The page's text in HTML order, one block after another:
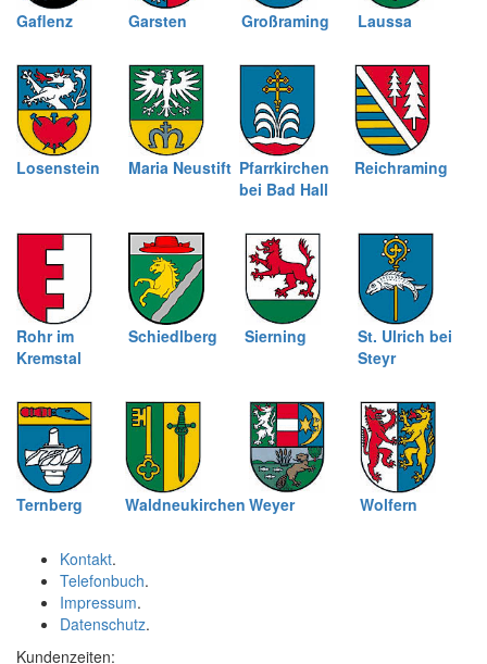
Gaflenz Garsten Großraming Laussa
Losenstein Maria Neustift Pfarrkirchen
bei Bad Hall
Reichraming
Rohr im
Kremstal
Schiedlberg Sierning
St. Ulrich bei
Steyr
Ternberg Waldneukirchen Weyer Wolfern
Kontakt.
Telefonbuch.
Impressum.
Datenschutz.
Kundenzeiten: